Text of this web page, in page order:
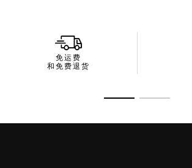
免运费
和免费退货